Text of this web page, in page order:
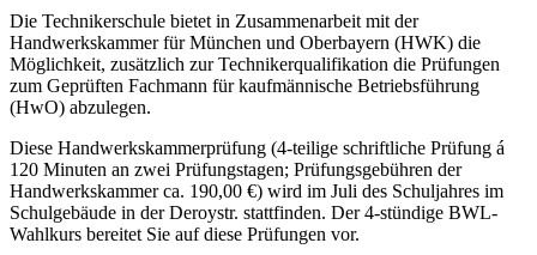
Die Technikerschule bietet in Zusammenarbeit mit der
Handwerkskammer für München und Oberbayern (HWK) die
Möglichkeit, zusätzlich zur Technikerqualifikation die Prüfungen
zum Geprüften Fachmann für kaufmännische Betriebsführung
(HwO) abzulegen.
Diese Handwerkskammerprüfung (4-teilige schriftliche Prüfung á
120 Minuten an zwei Prüfungstagen; Prüfungsgebühren der
Handwerkskammer ca. 190,00 €) wird im Juli des Schuljahres im
Schulgebäude in der Deroystr. stattfinden. Der 4-stündige BWL-
Wahlkurs bereitet Sie auf diese Prüfungen vor.